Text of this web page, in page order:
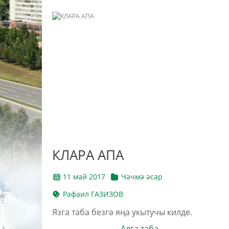
КЛАРА АПА
11 май 2017
Чәчмә әсәр
Рафаил ГАЗИЗОВ
Язга таба безгә яңа укытучы килде.